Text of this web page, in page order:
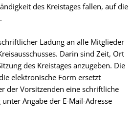
des Kreistages fallen, auf die
Ladung an alle Mitglieder
Darin sind Zeit, Ort
des Kreistages anzugeben. Die
elektronische Form ersetzt
der Vorsitzenden eine schriftliche
Angabe der E-Mail-Adresse